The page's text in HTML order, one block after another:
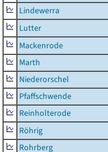
Lindewerra
Lutter
Mackenrode
Marth
Niederorschel
Pfaffschwende
Reinholterode
Röhrig
Rohrberg